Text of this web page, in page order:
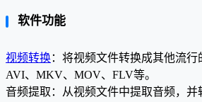
软件功能
视频转换：将视频文件转换成其他流行
AVI、MKV、MOV、FLV等。
音频提取：从视频文件中提取音频，并